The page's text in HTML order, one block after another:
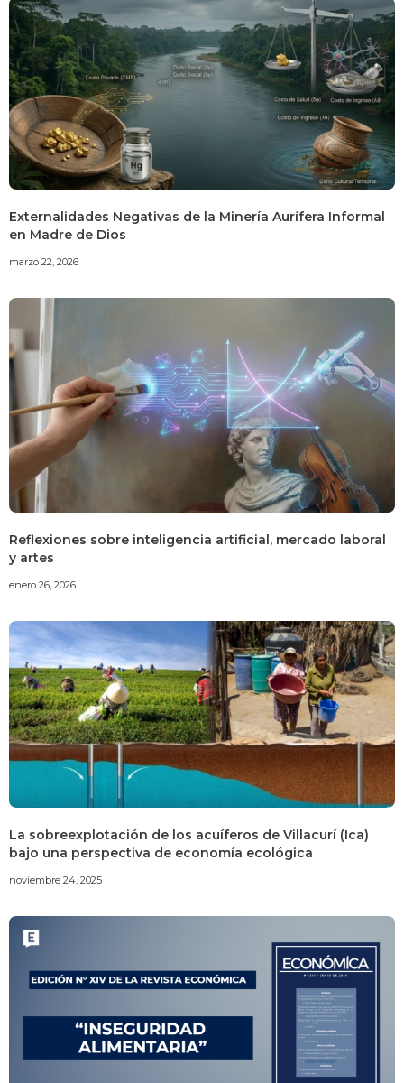
Externalidades Negativas de la Minería Aurífera Informal
en Madre de Dios
marzo 22, 2026
Reflexiones sobre inteligencia artificial, mercado laboral
y artes
enero 26, 2026
La sobreexplotación de los acuíferos de Villacurí (Ica)
bajo una perspectiva de economía ecológica
noviembre 24, 2025